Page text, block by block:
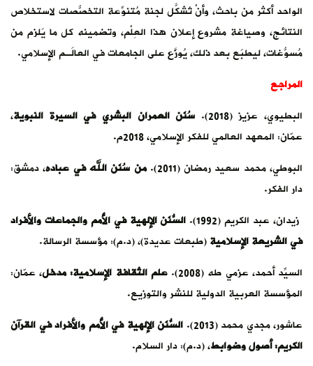
لاستخلاص
ما يَلزم من
الإسلامي.
النبوية ،
، دمشق:
والأفراد
مدخل، عمّان:
في القرآن